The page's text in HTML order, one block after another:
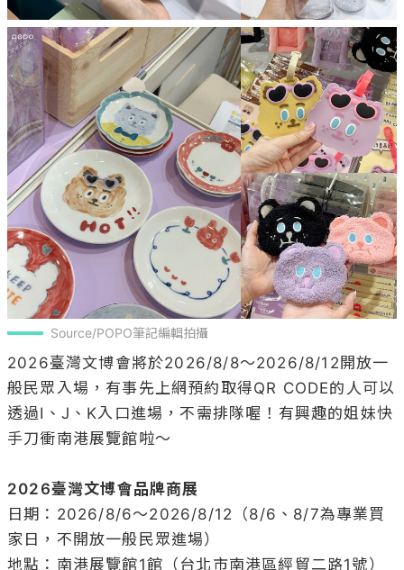
Source/POPO筆記編輯拍攝
2026臺灣文博會將於2026/8/8～2026/8/12開放一
般民眾入場，有事先上網預約取得QR CODE的人可以
透過I、J、K入口進場，不需排隊喔！有興趣的姐妹快
手刀衝南港展覽館啦～
2026臺灣文博會品牌商展
日期：2026/8/6～2026/8/12（8/6、8/7為專業買
家日，不開放一般民眾進場）
地點：南港展覽館1館（台北市南港區經貿二路1號）